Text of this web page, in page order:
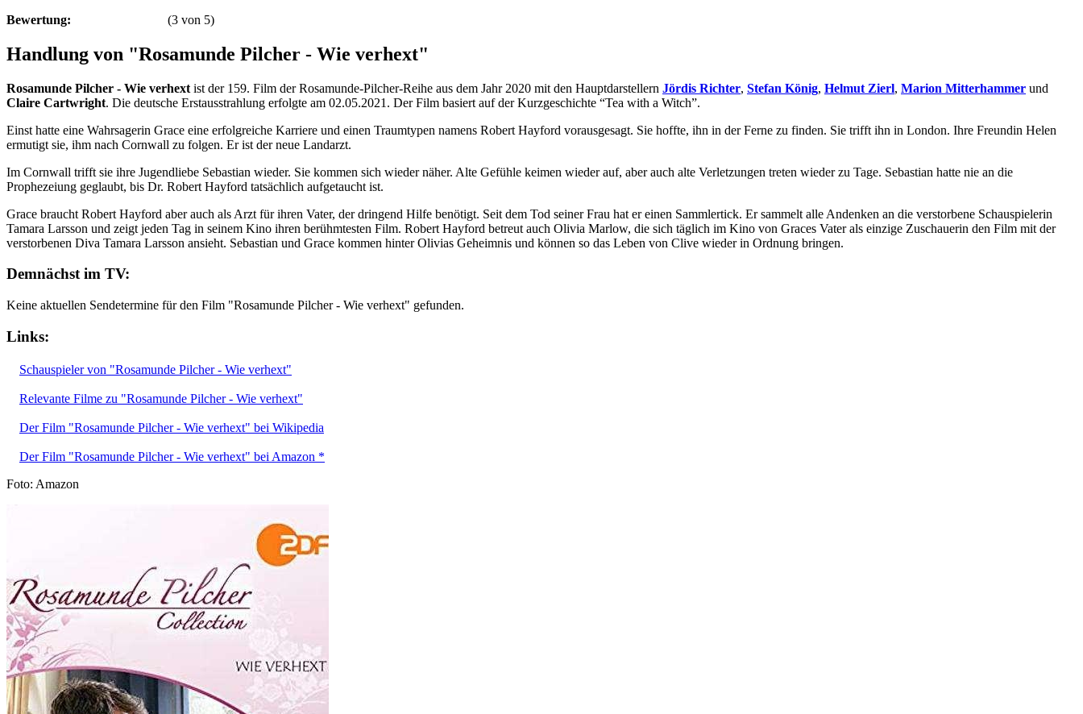
Bewertung: (3 von 5)
Handlung von "Rosamunde Pilcher - Wie verhext"
Rosamunde Pilcher - Wie verhext ist der 159. Film der Rosamunde-Pilcher-Reihe aus dem Jahr 2020 mit den Hauptdarstellern Jördis Richter, Stefan König, Helmut Zierl, Marion Mitterhammer und
Claire Cartwright. Die deutsche Erstausstrahlung erfolgte am 02.05.2021. Der Film basiert auf der Kurzgeschichte “Tea with a Witch”.
Einst hatte eine Wahrsagerin Grace eine erfolgreiche Karriere und einen Traumtypen namens Robert Hayford vorausgesagt. Sie hoffte, ihn in der Ferne zu finden. Sie trifft ihn in London. Ihre Freundin Helen
ermutigt sie, ihm nach Cornwall zu folgen. Er ist der neue Landarzt.
Im Cornwall trifft sie ihre Jugendliebe Sebastian wieder. Sie kommen sich wieder näher. Alte Gefühle keimen wieder auf, aber auch alte Verletzungen treten wieder zu Tage. Sebastian hatte nie an die
Prophezeiung geglaubt, bis Dr. Robert Hayford tatsächlich aufgetaucht ist.
Grace braucht Robert Hayford aber auch als Arzt für ihren Vater, der dringend Hilfe benötigt. Seit dem Tod seiner Frau hat er einen Sammlertick. Er sammelt alle Andenken an die verstorbene Schauspielerin
Tamara Larsson und zeigt jeden Tag in seinem Kino ihren berühmtesten Film. Robert Hayford betreut auch Olivia Marlow, die sich täglich im Kino von Graces Vater als einzige Zuschauerin den Film mit der
verstorbenen Diva Tamara Larsson ansieht. Sebastian und Grace kommen hinter Olivias Geheimnis und können so das Leben von Clive wieder in Ordnung bringen.
Demnächst im TV:
Keine aktuellen Sendetermine für den Film "Rosamunde Pilcher - Wie verhext" gefunden.
Links:
Schauspieler von "Rosamunde Pilcher - Wie verhext"
Relevante Filme zu "Rosamunde Pilcher - Wie verhext"
Der Film "Rosamunde Pilcher - Wie verhext" bei Wikipedia
Der Film "Rosamunde Pilcher - Wie verhext" bei Amazon *
Foto: Amazon